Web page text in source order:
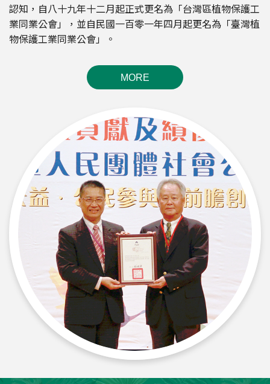
認知，自八十九年十二月起正式更名為「台灣區植物保護工
業同業公會」，並自民國一百零一年四月起更名為「臺灣植
物保護工業同業公會」。
MORE